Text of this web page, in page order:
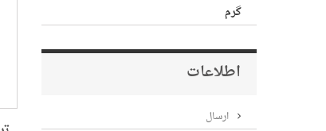
گرم
اطلاعات
ارسال